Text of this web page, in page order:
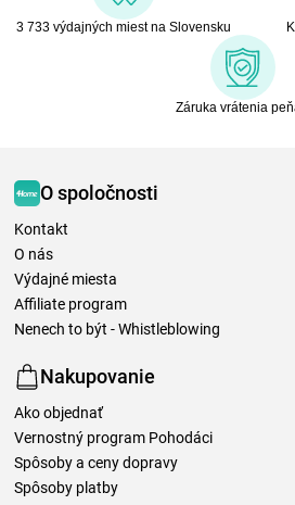
3 733 výdajných miest na Slovensku
Záruka vrátenia
O spoločnosti
Kontakt
O nás
Výdajné miesta
Affiliate program
Nenech to být - Whistleblowing
Nakupovanie
Ako objednať
Vernostný program Pohodáci
Spôsoby a ceny dopravy
Spôsoby platby